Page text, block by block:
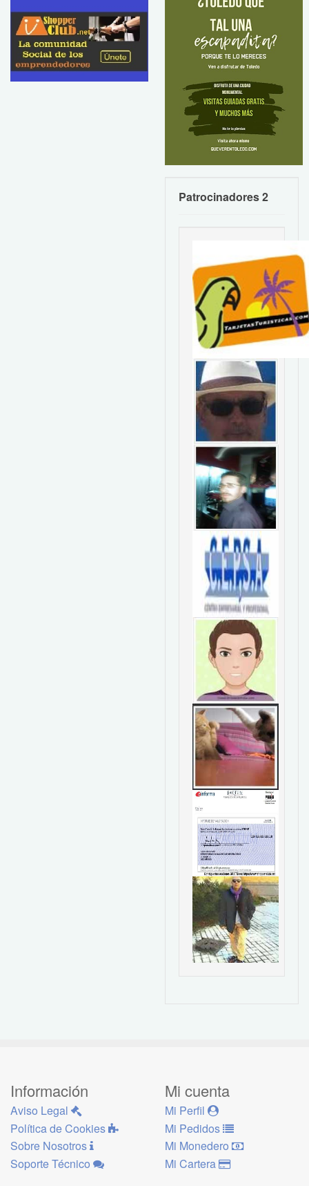
Patrocinadores 2
Información
Aviso Legal
Política de Cookies
Sobre Nosotros
Soporte Técnico
Mi cuenta
Mi Perfil
Mi Pedidos
Mi Monedero
Mi Cartera